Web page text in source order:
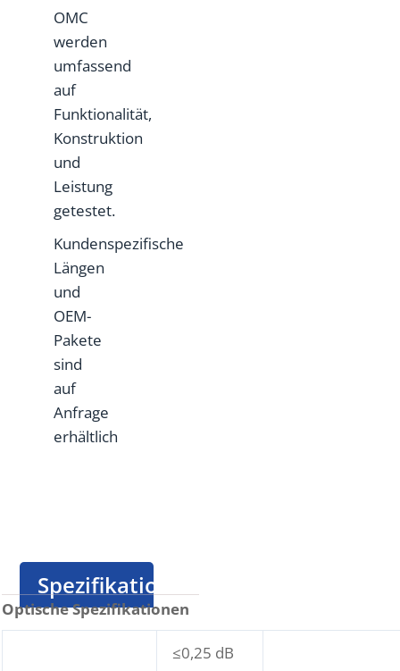
OMC
werden
umfassend
auf
Funktionalität,
Konstruktion
und
Leistung
getestet.
Kundenspezifische
Längen
und
OEM-
Pakete
sind
auf
Anfrage
erhältlich
Spezifikation
Optische Spezifikationen
≤0,25 dB